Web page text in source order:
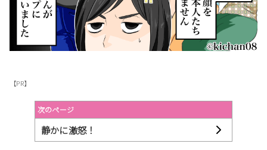
【PR】
次のページ
静かに激怒！